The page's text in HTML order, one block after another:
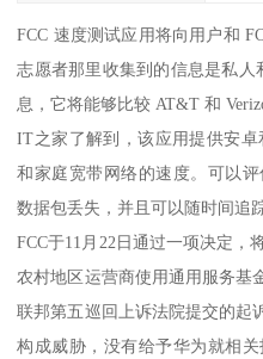
FCC 速度测试应用将向用户和
志愿者那里收集到的信息是私人
息，它将能够比较 AT&T 和
IT之家了解到，该应用提供安
和家庭宽带网络的速度。可以
数据包丢失，并且可以随时间追
FCC于11月22日通过一项决定，
农村地区运营商使用通用服务基
联邦第五巡回上诉法院提交的起
构成威胁，没有给予华为就相